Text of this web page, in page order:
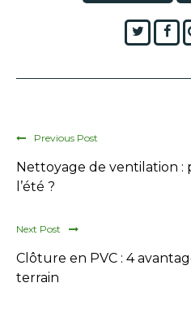
Twitter
Previous Post
Nettoyage de ventilation :
l’été ?
Next Post
Clôture en PVC : 4
terrain